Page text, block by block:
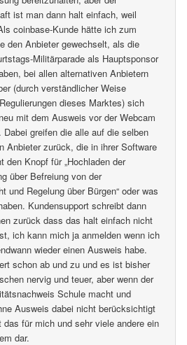
ist man dann halt einfach, weil
coinbase-Kunde hätte ich zum
den Anbieter gewechselt, als die
Militärparade als Hauptsponsor
bei allen alternativen Anbietern
(durch verständlicher Weise
dieses Marktes) sich
mit dem Ausweis vor der Webcam
Dabei greifen die alle auf die selben
Anbieter zurück, die in ihrer Software
den Knopf für „Hochladen der
über Befreiung von der
und Regelung über Bürgen“ oder was
Kundensupport schreibt dann
zurück dass das halt einfach nicht
ich kann mich ja anmelden wenn ich
wieder einen Ausweis habe.
schon ab und zu und es ist bisher
nervig und teuer, aber wenn der
Schule macht und
Ausweis dabei nicht berücksichtigt
das für mich und sehr viele andere ein
dar.